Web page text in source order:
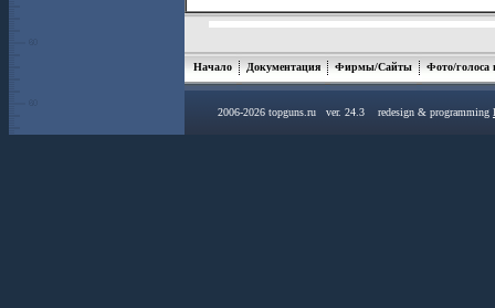
Начало Документация Фирмы/Сайты Фото/голоса
2006-2026 topguns.ru ver. 24.3 redesign & programming